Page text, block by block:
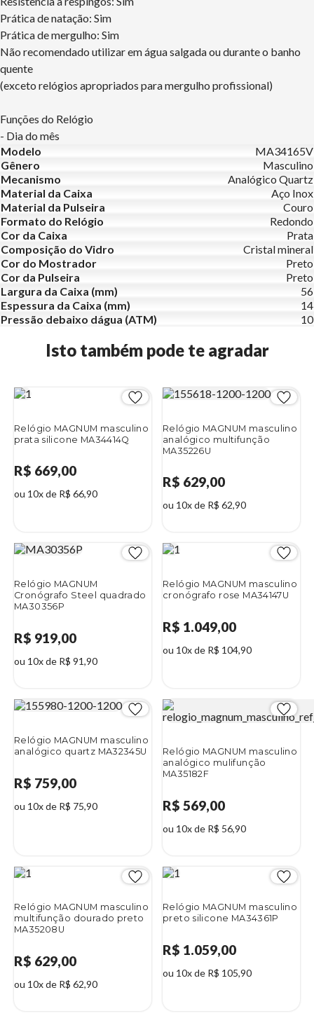
Prática de natação: Sim
Prática de mergulho: Sim
Não recomendado utilizar em água salgada ou durante o banho
quente
(exceto relógios apropriados para mergulho profissional)
Funções do Relógio
- Dia do mês
Modelo
MA34165V
Gênero
Masculino
Mecanismo
Analógico Quartz
Material da Caixa
Aço Inox
Material da Pulseira
Couro
Formato do Relógio
Redondo
Cor da Caixa
Prata
Composição do Vidro
Cristal mineral
Cor do Mostrador
Preto
Cor da Pulseira
Preto
Largura da Caixa (mm)
56
Espessura da Caixa (mm)
14
Pressão debaixo dágua (ATM)
10
Isto também pode te agradar
Relógio MAGNUM masculino
prata silicone MA34414Q
R$ 669,00
ou 10x de R$ 66,90
Relógio MAGNUM masculino
analógico multifunção
MA35226U
R$ 629,00
ou 10x de R$ 62,90
Relógio MAGNUM
Cronógrafo Steel quadrado
MA30356P
R$ 919,00
ou 10x de R$ 91,90
Relógio MAGNUM masculino
cronógrafo rose MA34147U
R$ 1.049,00
ou 10x de R$ 104,90
Relógio MAGNUM masculino
analógico quartz MA32345U
R$ 759,00
ou 10x de R$ 75,90
Relógio MAGNUM masculino
analógico mulifunção
MA35182F
R$ 569,00
ou 10x de R$ 56,90
Relógio MAGNUM masculino
multifunção dourado preto
MA35208U
R$ 629,00
ou 10x de R$ 62,90
Relógio MAGNUM masculino
preto silicone MA34361P
R$ 1.059,00
ou 10x de R$ 105,90